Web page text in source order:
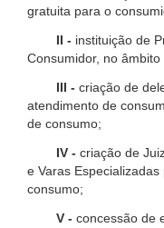
gratuita para o
II - instituição de
Consumidor, no
III - criação de
atendimento de
de consumo;
IV - criação de
e Varas
consumo;
V - concessão de